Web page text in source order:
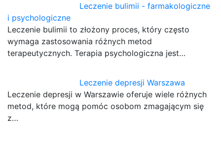
Leczenie bulimii - farmakologiczne
i psychologiczne
Leczenie bulimii to złożony proces, który często
wymaga zastosowania różnych metod
terapeutycznych. Terapia psychologiczna jest…
Leczenie depresji Warszawa
Leczenie depresji w Warszawie oferuje wiele różnych
metod, które mogą pomóc osobom zmagającym się
z…